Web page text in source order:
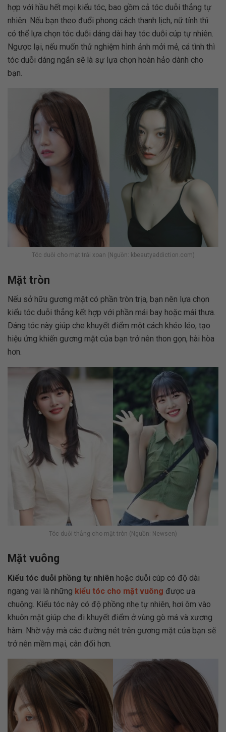
hợp với hầu hết mọi kiểu tóc, bao gồm cả tóc duỗi thẳng tự
nhiên. Nếu bạn theo đuổi phong cách thanh lịch, nữ tính thì
có thể lựa chọn tóc duỗi dáng dài hay tóc duỗi cúp tự nhiên.
Ngược lại, nếu muốn thử nghiệm hình ảnh mởi mẻ, cá tình thì
tóc duỗi dáng ngắn sẽ là sự lựa chọn hoàn hảo dành cho
bạn.
Tóc duỗi cho mặt trái xoan (Nguồn: kbeautyaddiction.com)
Mặt tròn
Nếu sở hữu gương mặt có phần tròn trịa, bạn nên lựa chọn
kiểu tóc duỗi thẳng kết hợp với phần mái bay hoặc mái thưa.
Dáng tóc này giúp che khuyết điểm một cách khéo léo, tạo
hiệu ứng khiến gương mặt của bạn trở nên thon gọn, hài hòa
hơn.
Tóc duỗi thẳng cho mặt tròn (Nguồn: Newsen)
Mặt vuông
Kiểu tóc duỗi phồng tự nhiên hoặc duỗi cúp có độ dài
ngang vai là những kiểu tóc cho mặt vuông được ưa
chuộng. Kiểu tóc này có độ phồng nhẹ tự nhiên, hơi ôm vào
khuôn mặt giúp che đi khuyết điểm ở vùng gò má và xương
hàm. Nhờ vậy mà các đường nét trên gương mặt của bạn sẽ
trở nên mềm mại, cân đối hơn.